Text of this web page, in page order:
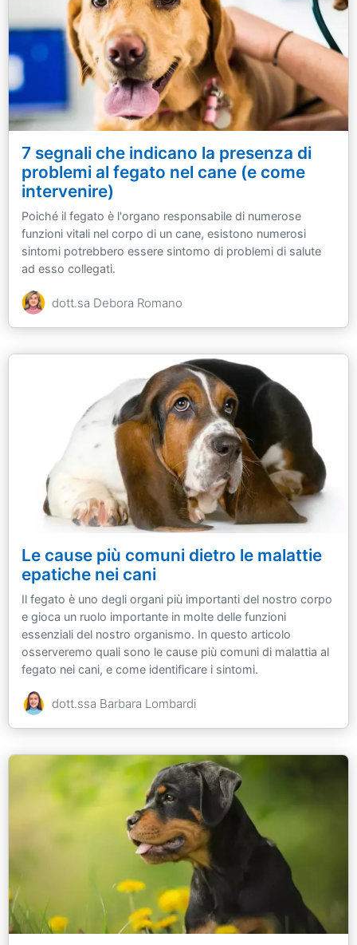
7 segnali che indicano la presenza di
problemi al fegato nel cane (e come
intervenire)
Poiché il fegato è l'organo responsabile di numerose
funzioni vitali nel corpo di un cane, esistono numerosi
sintomi potrebbero essere sintomo di problemi di salute
ad esso collegati.
dott.sa Debora Romano
Le cause più comuni dietro le malattie
epatiche nei cani
Il fegato è uno degli organi più importanti del nostro corpo
e gioca un ruolo importante in molte delle funzioni
essenziali del nostro organismo. In questo articolo
osserveremo quali sono le cause più comuni di malattia al
fegato nei cani, e come identificare i sintomi.
dott.ssa Barbara Lombardi